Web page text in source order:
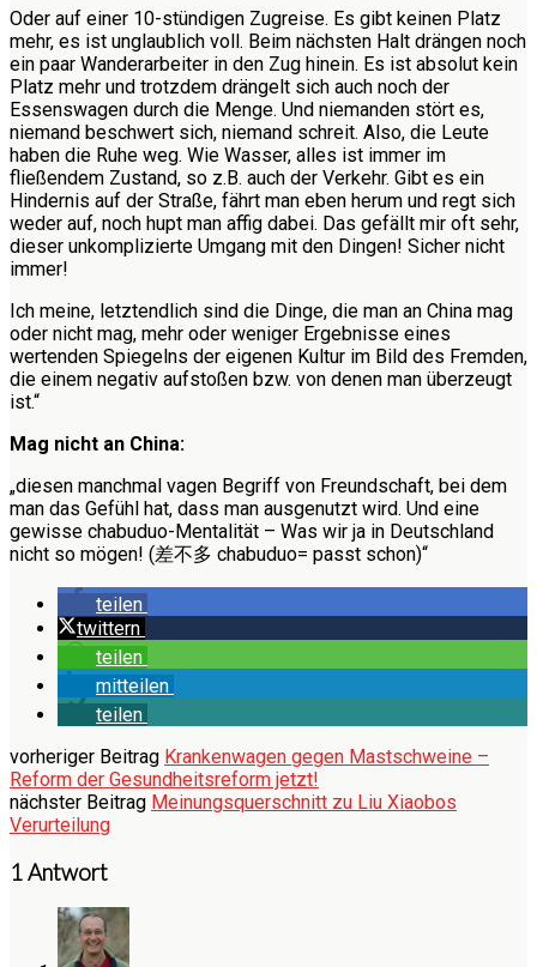
Oder auf einer 10-stündigen Zugreise. Es gibt keinen Platz
mehr, es ist unglaublich voll. Beim nächsten Halt drängen noch
ein paar Wanderarbeiter in den Zug hinein. Es ist absolut kein
Platz mehr und trotzdem drängelt sich auch noch der
Essenswagen durch die Menge. Und niemanden stört es,
niemand beschwert sich, niemand schreit. Also, die Leute
haben die Ruhe weg. Wie Wasser, alles ist immer im
fließendem Zustand, so z.B. auch der Verkehr. Gibt es ein
Hindernis auf der Straße, fährt man eben herum und regt sich
weder auf, noch hupt man affig dabei. Das gefällt mir oft sehr,
dieser unkomplizierte Umgang mit den Dingen! Sicher nicht
immer!
Ich meine, letztendlich sind die Dinge, die man an China mag
oder nicht mag, mehr oder weniger Ergebnisse eines
wertenden Spiegelns der eigenen Kultur im Bild des Fremden,
die einem negativ aufstoßen bzw. von denen man überzeugt
ist.“
Mag nicht an China:
„diesen manchmal vagen Begriff von Freundschaft, bei dem
man das Gefühl hat, dass man ausgenutzt wird. Und eine
gewisse chabuduo-Mentalität – Was wir ja in Deutschland
nicht so mögen! (差不多 chabuduo= passt schon)“
teilen
twittern
teilen
mitteilen
teilen
vorheriger Beitrag Krankenwagen gegen Mastschweine –
Reform der Gesundheitsreform jetzt!
nächster Beitrag Meinungsquerschnitt zu Liu Xiaobos
Verurteilung
1 Antwort